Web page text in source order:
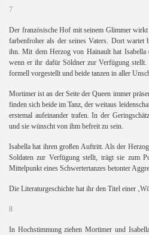
7
Der französische Hof mit seinem Glimmer
farbenfroher als der seines Vaters. Dort wartet
ihn. Mit dem Herzog von Hainault hat Isabella
wenn er ihr dafür Söldner zur Verfügung
formell vorgestellt und beide tanzen in aller
Mortimer ist an der Seite der Queen immer
finden sich beide im Tanz, der weitaus
erstemal aufeinander trafen. In der
und sie wünscht von ihm befreit zu sein.
Isabella hat ihren großen Auftritt. Als der
Soldaten zur Verfügung stellt, trägt sie zum
Mittelpunkt eines Schwertertanzes betonter
Die Literaturgeschichte hat ihr den Titel einer
8
In Hochstimmung ziehen Mortimer und